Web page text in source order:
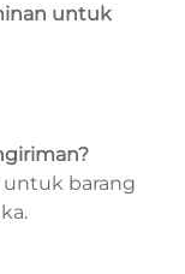
untuk
untuk barang